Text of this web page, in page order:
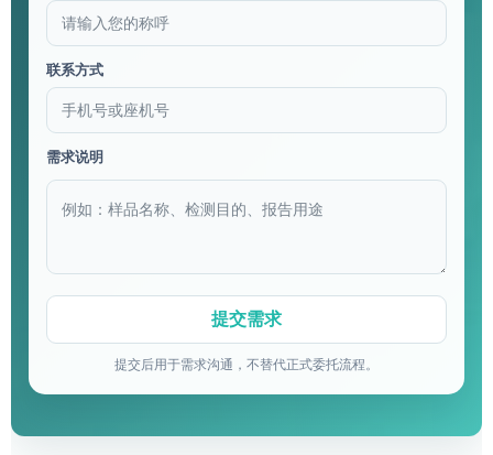
联系方式
需求说明
提交后用于需求沟通，不替代正式委托流程。